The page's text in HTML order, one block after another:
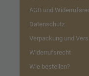
AGB und
Datenschutz
Verpackung und
Widerrufsrecht
Wie bestellen?